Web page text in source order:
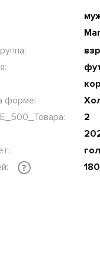
форме:
2
? 180